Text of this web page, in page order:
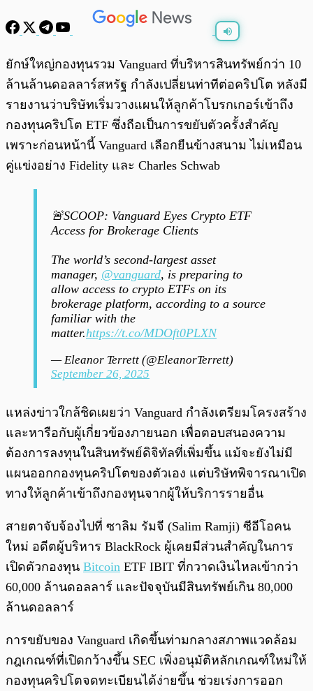
พร้อมเล่น 0:00 / 0:00
ยักษ์ใหญ่กองทุนรวม Vanguard ที่บริหารสินทรัพย์กว่า 10
ล้านล้านดอลลาร์สหรัฐ กำลังเปลี่ยนท่าทีต่อคริปโต หลังมี
รายงานว่าบริษัทเริ่มวางแผนให้ลูกค้าโบรกเกอร์เข้าถึง
กองทุนคริปโต ETF ซึ่งถือเป็นการขยับตัวครั้งสำคัญ
เพราะก่อนหน้านี้ Vanguard เลือกยืนข้างสนาม ไม่เหมือน
คู่แข่งอย่าง Fidelity และ Charles Schwab
🚨SCOOP: Vanguard Eyes Crypto ETF
Access for Brokerage Clients
The world’s second-largest asset
manager, @vanguard, is preparing to
allow access to crypto ETFs on its
brokerage platform, according to a source
familiar with the
matter.https://t.co/MDOft0PLXN
— Eleanor Terrett (@EleanorTerrett)
September 26, 2025
แหล่งข่าวใกล้ชิดเผยว่า Vanguard กำลังเตรียมโครงสร้าง
และหารือกับผู้เกี่ยวข้องภายนอก เพื่อตอบสนองความ
ต้องการลงทุนในสินทรัพย์ดิจิทัลที่เพิ่มขึ้น แม้จะยังไม่มี
แผนออกกองทุนคริปโตของตัวเอง แต่บริษัทพิจารณาเปิด
ทางให้ลูกค้าเข้าถึงกองทุนจากผู้ให้บริการรายอื่น
สายตาจับจ้องไปที่ ซาลิม รัมจี (Salim Ramji) ซีอีโอคน
ใหม่ อดีตผู้บริหาร BlackRock ผู้เคยมีส่วนสำคัญในการ
เปิดตัวกองทุน Bitcoin ETF IBIT ที่กวาดเงินไหลเข้ากว่า
60,000 ล้านดอลลาร์ และปัจจุบันมีสินทรัพย์เกิน 80,000
ล้านดอลลาร์
การขยับของ Vanguard เกิดขึ้นท่ามกลางสภาพแวดล้อม
กฎเกณฑ์ที่เปิดกว้างขึ้น SEC เพิ่งอนุมัติหลักเกณฑ์ใหม่ให้
กองทุนคริปโตจดทะเบียนได้ง่ายขึ้น ช่วยเร่งการออก